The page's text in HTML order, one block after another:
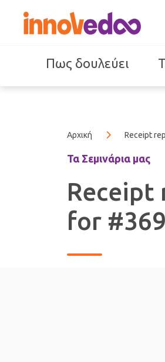
Πως δουλεύει
Αρχική Receipt
Τα Σεμινάρια μας
Receipt
for